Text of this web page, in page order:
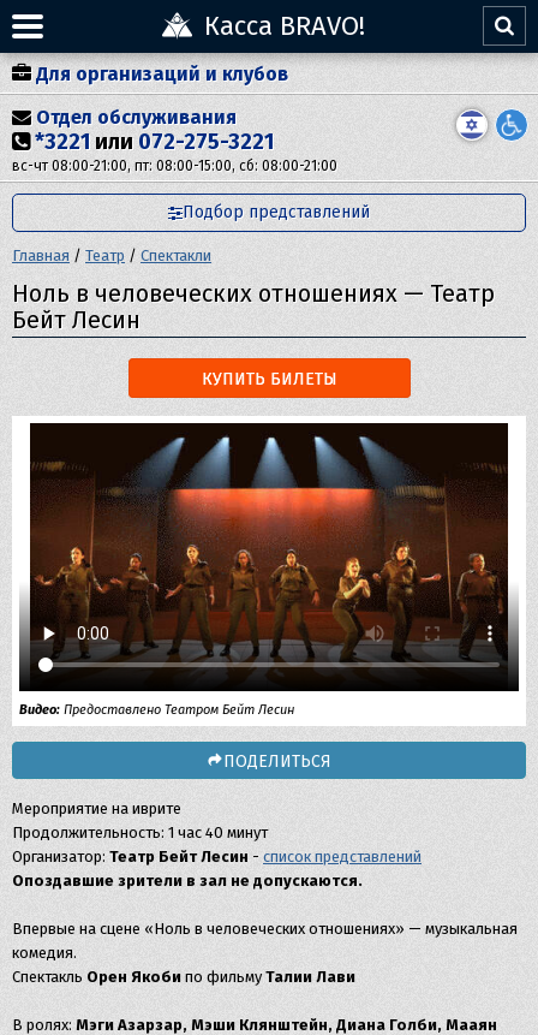
Касса BRAVO!
Для организаций и клубов
Отдел обслуживания
*3221 или 072-275-3221
вс-чт 08:00-21:00, пт: 08:00-15:00, сб: 08:00-21:00
Подбор представлений
Главная / Театр / Спектакли
Ноль в человеческих отношениях — Театр
Бейт Лесин
КУПИТЬ БИЛЕТЫ
Видео: Предоставлено Театром Бейт Лесин
ПОДЕЛИТЬСЯ
Мероприятие на иврите
Продолжительность: 1 час 40 минут
Организатор: Театр Бейт Лесин - список представлений
Опоздавшие зрители в зал не допускаются.
Впервые на сцене «Ноль в человеческих отношениях» — музыкальная
комедия.
Спектакль Орен Якоби по фильмуТалии Лави
В ролях: Мэги Азарзар, Мэши Клянштейн, Диана Голби, Мааян